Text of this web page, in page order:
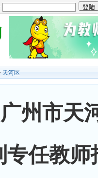
天河区
州市天
专任教师